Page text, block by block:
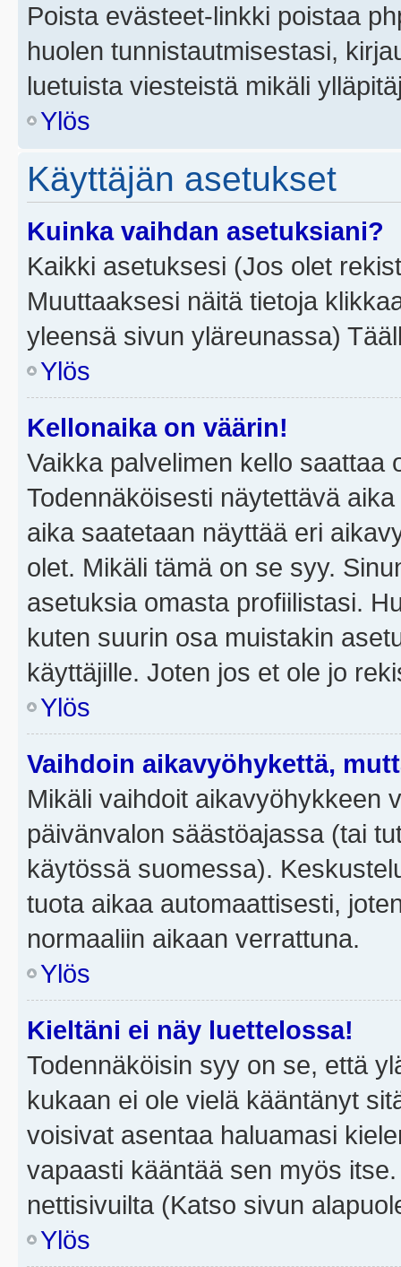
Poista evästeet-linkki poistaa
huolen tunnistautmisestasi,
luetuista viesteistä mikäli
Ylös
Käyttäjän asetukset
Kuinka vaihdan asetuksiani?
Kaikki asetuksesi (Jos olet
Muuttaaksesi näitä tietoja
yleensä sivun yläreunassa)
Ylös
Kellonaika on väärin!
Vaikka palvelimen kello saattaa
Todennäköisesti näytettävä
aika saatetaan näyttää eri
olet. Mikäli tämä on se syy.
asetuksia omasta profiilistasi.
kuten suurin osa muistakin
käyttäjille. Joten jos et ole jo
Ylös
Vaihdoin aikavyöhykettä,
Mikäli vaihdoit aikavyöhykkeen
päivänvalon säästöajassa (tai
käytössä suomessa).
tuota aikaa automaattisesti,
normaaliin aikaan verrattuna.
Ylös
Kieltäni ei näy luettelossa!
Todennäköisin syy on se, että
kukaan ei ole vielä kääntänyt
voisivat asentaa haluamasi
vapaasti kääntää sen myös
nettisivuilta (Katso sivun
Ylös